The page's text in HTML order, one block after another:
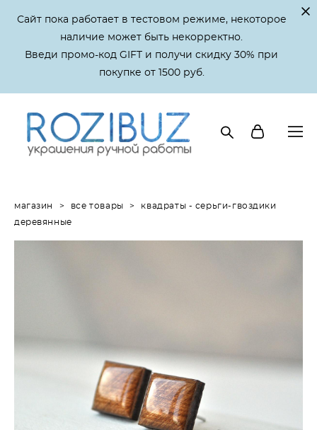
Сайт пока работает в тестовом режиме, некоторое
наличие может быть некорректно.
Введи промо-код GIFT и получи скидку 30% при
покупке от 1500 руб.
магазин > все товары > квадраты - серьги-гвоздики
деревянные